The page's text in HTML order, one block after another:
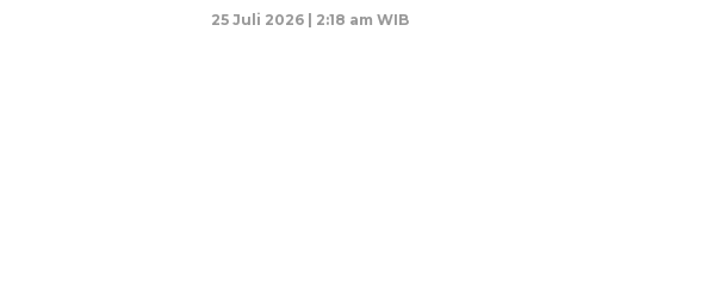
25 Juli 2026 | 2:18 am WIB